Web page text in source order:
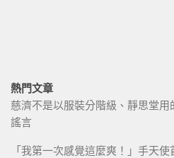
熱門文章
慈濟不是以服裝分階級、靜思堂
謠言
「我第一次感覺這麼爽！」手天